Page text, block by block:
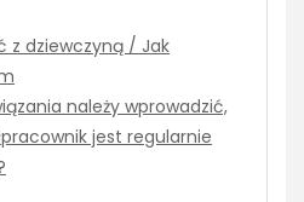
z dziewczyną / Jak
należy wprowadzić,
jest regularnie